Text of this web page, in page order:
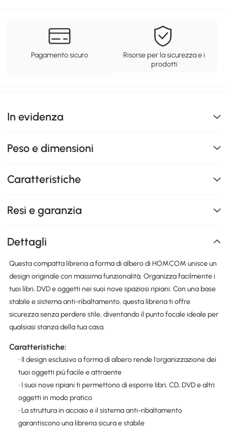
Pagamento sicuro
Risorse per la sicurezza e i
prodotti
In evidenza
Peso e dimensioni
Caratteristiche
Resi e garanzia
Dettagli
Questa compatta libreria a forma di albero di HOMCOM unisce un
design originale con massima funzionalità. Organizza facilmente i
tuoi libri, DVD e oggetti nei suoi nove spaziosi ripiani. Con una base
stabile e sistema anti-ribaltamento, questa libreria ti offre
sicurezza senza perdere stile, diventando il punto focale ideale per
qualsiasi stanza della tua casa.
Caratteristiche:
• Il design esclusivo a forma di albero rende l'organizzazione dei
tuoi oggetti più facile e attraente
• I suoi nove ripiani ti permettono di esporre libri, CD, DVD e altri
oggetti in modo pratico
• La struttura in acciaio e il sistema anti-ribaltamento
garantiscono una libreria sicura e stabile